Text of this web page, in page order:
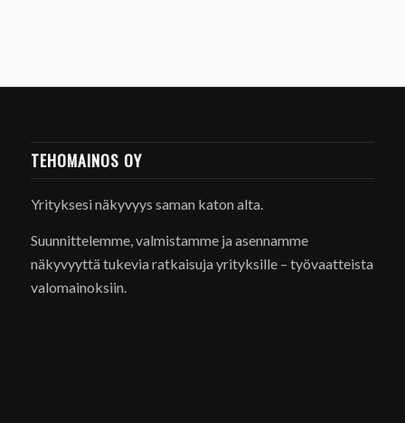
TEHOMAINOS OY
Yrityksesi näkyvyys saman katon alta.
Suunnittelemme, valmistamme ja asennamme
näkyvyyttä tukevia ratkaisuja yrityksille – työvaatteista
valomainoksiin.